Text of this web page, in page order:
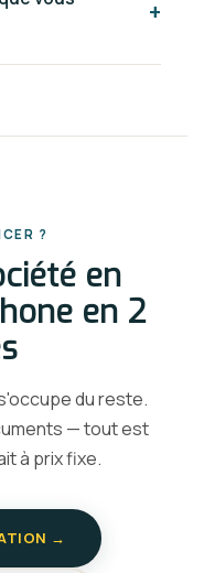
sont rédigés et+
?
en
en 2
du reste.
— tout est
à prix fixe.
→